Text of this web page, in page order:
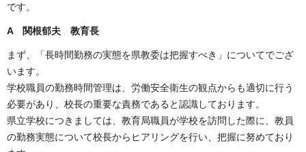
です。
A 関根郁夫 教育長
まず、「長時間勤務の実態を県教委は把握すべき」についてでござ
います。
学校職員の勤務時間管理は、労働安全衛生の観点からも適切に行う
必要があり、校長の重要な責務であると認識しております。
県立学校につきましては、教育局職員が学校を訪問した際に、教員
の勤務実態について校長からヒアリングを行い、把握に努めており